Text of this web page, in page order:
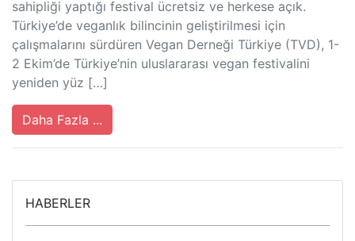
sahipliği yaptığı festival ücretsiz ve herkese açık.
Türkiye’de veganlık bilincinin geliştirilmesi için
çalışmalarını sürdüren Vegan Derneği Türkiye (TVD), 1-
2 Ekim’de Türkiye’nin uluslararası vegan festivalini
yeniden yüz […]
Daha Fazla ...
HABERLER